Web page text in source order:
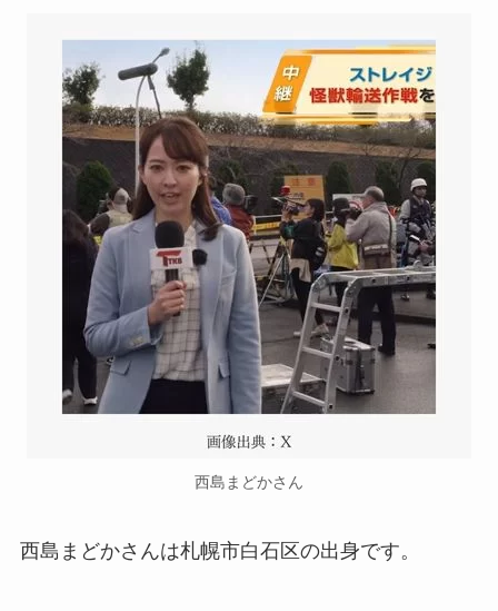
西島まどかさん
西島まどかさんは札幌市白石区の出身です。